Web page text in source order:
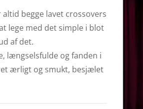
begge lavet crossovers
lege med det simple i blot
af det.
længselsfulde og fanden i
ærligt og smukt, besjælet